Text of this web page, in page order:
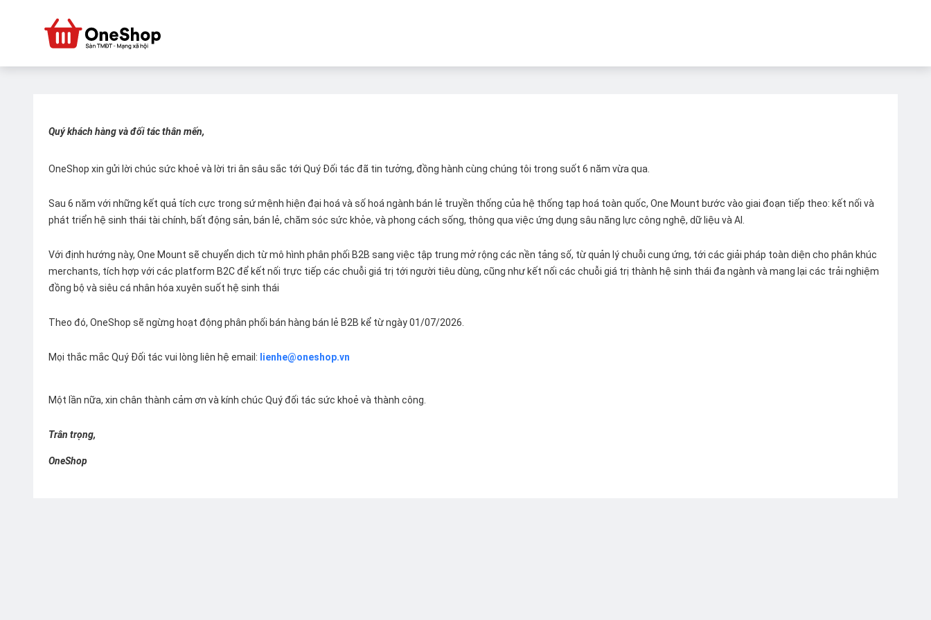
Quý khách hàng và đối tác thân mến,
OneShop xin gửi lời chúc sức khoẻ và lời tri ân sâu sắc tới Quý Đối tác đã tin tưởng, đồng hành cùng chúng tôi trong suốt 6 năm vừa qua.
Sau 6 năm với những kết quả tích cực trong sứ mệnh hiện đại hoá và số hoá ngành bán lẻ truyền thống của hệ thống tạp hoá toàn quốc, One Mount bước vào giai đoạn tiếp theo: kết nối và
phát triển hệ sinh thái tài chính, bất động sản, bán lẻ, chăm sóc sức khỏe, và phong cách sống, thông qua việc ứng dụng sâu năng lực công nghệ, dữ liệu và AI.
Với định hướng này, One Mount sẽ chuyển dịch từ mô hình phân phối B2B sang việc tập trung mở rộng các nền tảng số, từ quản lý chuỗi cung ứng, tới các giải pháp toàn diện cho phân khúc
merchants, tích hợp với các platform B2C để kết nối trực tiếp các chuỗi giá trị tới người tiêu dùng, cũng như kết nối các chuỗi giá trị thành hệ sinh thái đa ngành và mang lại các trải nghiệm
đồng bộ và siêu cá nhân hóa xuyên suốt hệ sinh thái
Theo đó, OneShop sẽ ngừng hoạt động phân phối bán hàng bán lẻ B2B kể từ ngày 01/07/2026.
Mọi thắc mắc Quý Đối tác vui lòng liên hệ email: lienhe@oneshop.vn
Một lần nữa, xin chân thành cảm ơn và kính chúc Quý đối tác sức khoẻ và thành công.
Trân trọng,
OneShop